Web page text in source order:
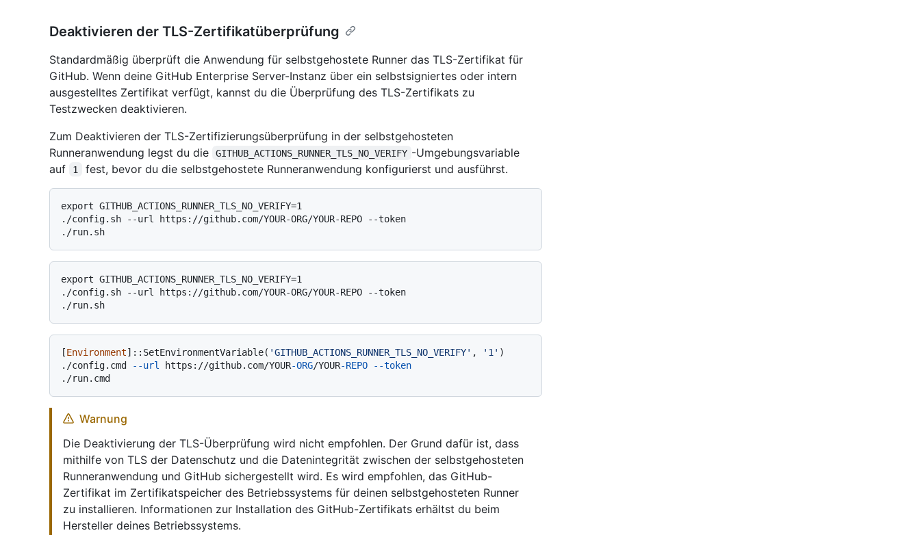
Deaktivieren der TLS-Zertifikatüberprüfung
Standardmäßig überprüft die Anwendung für selbstgehostete Runner das TLS-Zertifikat für
GitHub. Wenn deine GitHub Enterprise Server-Instanz über ein selbstsigniertes oder intern
ausgestelltes Zertifikat verfügt, kannst du die Überprüfung des TLS-Zertifikats zu
Testzwecken deaktivieren.
Zum Deaktivieren der TLS-Zertifizierungsüberprüfung in der selbstgehosteten
Runneranwendung legst du die
GITHUB_ACTIONS_RUNNER_TLS_NO_VERIFY -Umgebungsvariable
auf
1 fest, bevor du die selbstgehostete Runneranwendung konfigurierst und ausführst.
export GITHUB_ACTIONS_RUNNER_TLS_NO_VERIFY=1
./config.sh --url https://github.com/YOUR-ORG/YOUR-REPO --token
export GITHUB_ACTIONS_RUNNER_TLS_NO_VERIFY=1
./config.sh --url https://github.com/YOUR-ORG/YOUR-REPO --token
[Environment]::SetEnvironmentVariable( 'GITHUB_ACTIONS_RUNNER_TLS_NO_VERIFY' , '1' )
./config.cmd
--url https://github.com/YOUR-ORG/YOUR-REPO
--token
Warnung
Die Deaktivierung der TLS-Überprüfung wird nicht empfohlen. Der Grund dafür ist, dass
mithilfe von TLS der Datenschutz und die Datenintegrität zwischen der selbstgehosteten
Runneranwendung und GitHub sichergestellt wird. Es wird empfohlen, das GitHub-
Zertifikat im Zertifikatspeicher des Betriebssystems für deinen selbstgehosteten Runner
zu installieren. Informationen zur Installation des GitHub-Zertifikats erhältst du beim
Hersteller deines Betriebssystems.